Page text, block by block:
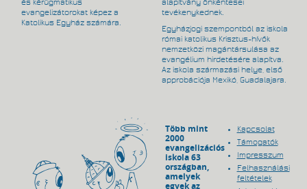
és kérügmatikus
evangelizátorokat képez a
Katolikus Egyház számára.
alapítvány önkéntesei
tevékenykednek.
Egyházjogi szempontból az iskola
római katolikus Krisztus-hívők
nemzetközi magántársulása az
evangélium hirdetésére alapítva.
Az iskola származási helye, első
approbációja Mexikó, Guadalajara.
Több mint
2000
evangelizációs
iskola 63
országban,
amelyek
egyek az
Kapcsolat
Támogatók
Impresszum
Felhasználási
feltételek